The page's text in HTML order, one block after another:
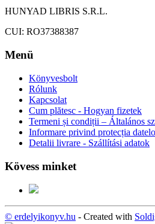
HUNYAD LIBRIS S.R.L.
CUI: RO37388387
Menü
Könyvesbolt
Rólunk
Kapcsolat
Cum plătesc - Hogyan fizetek
Termeni și condiții – Általános
Informare privind protecția
Detalii livrare - Szállítási adatok
Kövess minket
© erdelyikonyv.hu - Created with